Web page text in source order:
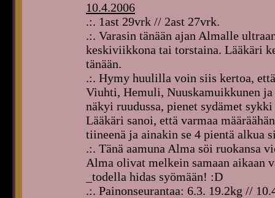
10.4.2006
.:. 1ast 29vrk // 2ast 27vrk.
.:. Varasin tänään ajan Almalle
keskiviikkona tai torstaina. Lääkäri
tänään.
.:. Hymy huulilla voin siis kertoa,
Viuhti, Hemuli, Nuuskamuikkunen
näkyi ruudussa, pienet sydämet
Lääkäri sanoi, että varmaa
tiineenä ja ainakin se 4 pientä alkua
.:. Tänä aamuna Alma söi ruokansa
Alma olivat melkein samaan aikaan
_todella hidas syömään! :D
.:. Painonseurantaa: 6.3. 19.2kg //